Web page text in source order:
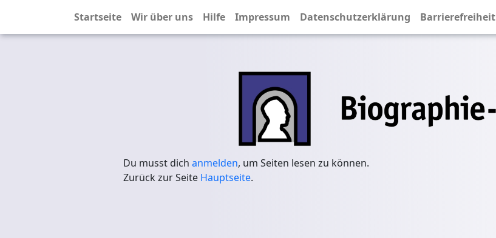
Startseite Wir über uns Hilfe Impressum Datenschutzerklärung Barrierefreiheit
Du musst dich anmelden, um Seiten lesen zu können.
Zurück zur Seite Hauptseite.